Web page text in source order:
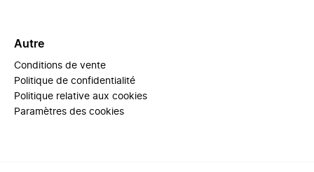
Autre
Conditions de vente
Politique de confidentialité
Politique relative aux cookies
Paramètres des cookies